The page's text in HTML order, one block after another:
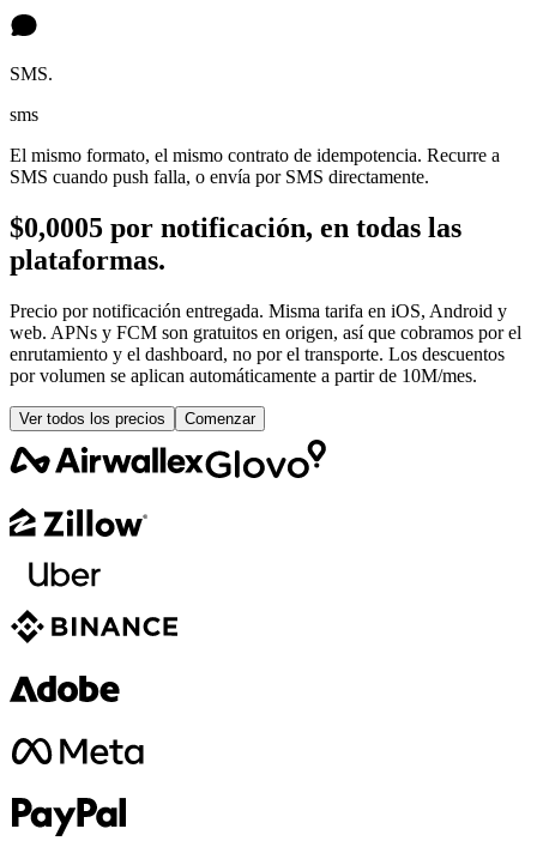
SMS.
sms
El mismo formato, el mismo contrato de idempotencia. Recurre a
SMS cuando push falla, o envía por SMS directamente.
$0,0005 por notificación, en todas las
plataformas.
Precio por notificación entregada. Misma tarifa en iOS, Android y
web. APNs y FCM son gratuitos en origen, así que cobramos por el
enrutamiento y el dashboard, no por el transporte. Los descuentos
por volumen se aplican automáticamente a partir de 10M/mes.
Ver todos los precios Comenzar